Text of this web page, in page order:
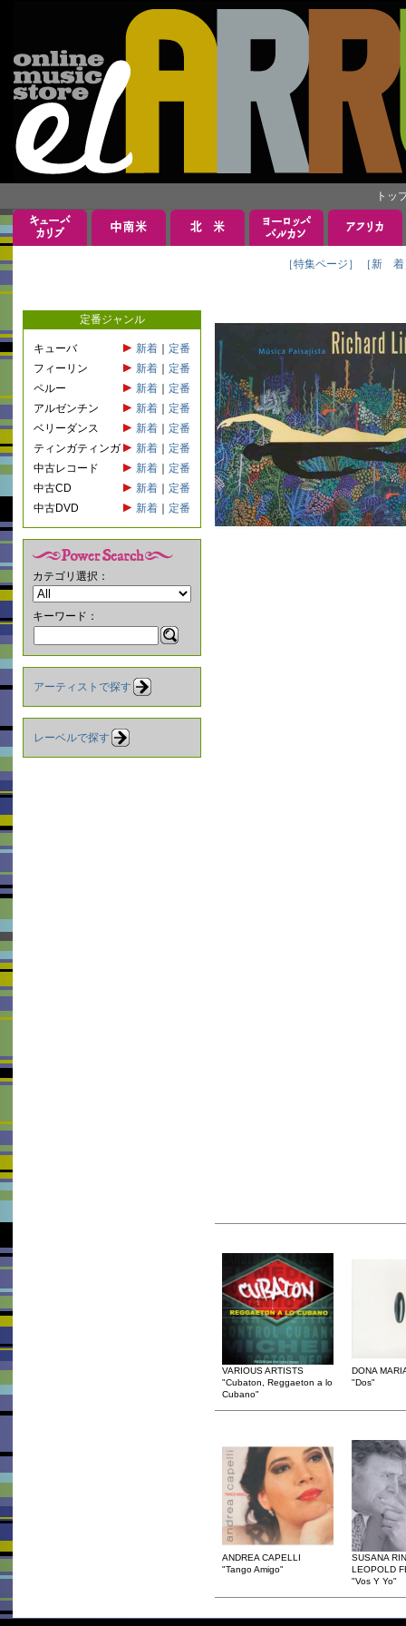
トッ
［特集ページ］ ［新 着
定番ジャンル
キューバ 新着
定番
フィーリン
新着
定番
ペルー
新着
定番
アルゼンチン
新着
定番
ベリーダンス
新着
定番
ティンガティンガ
新着
定番
中古レコード
新着
定番
中古CD
新着
定番
中古DVD
新着 定番
カテゴリ選択：
キーワード：
アーティストで探す
レーベルで探す
VARIOUS ARTISTS
"Cubaton, Reggaeton a lo
Cubano"
DONA
"Dos"
ANDREA CAPELLI
"Tango Amigo"
SUSANA
LEOPOLD
"Vos Y Yo"